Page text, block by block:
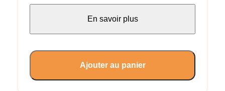
En savoir plus
Ajouter au panier